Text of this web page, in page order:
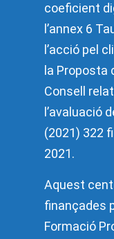
coeficient
l’annex 6
l’acció pel
la Proposta
Consell
l’avaluació
(2021) 322
2021.
Aquest
finançades
Formació